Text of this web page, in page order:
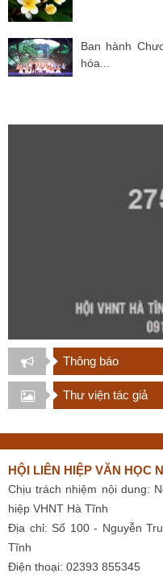
Ban hành
hóa...
Thông báo
Thư viện tác giả
HỘI LIÊN HIỆP VĂN HỌC
Chịu trách nhiệm nội dung:
hiệp VHNT Hà Tĩnh
Địa chỉ: Số 100 - Nguyễn
Tĩnh
Điện thoại: 02393 855345